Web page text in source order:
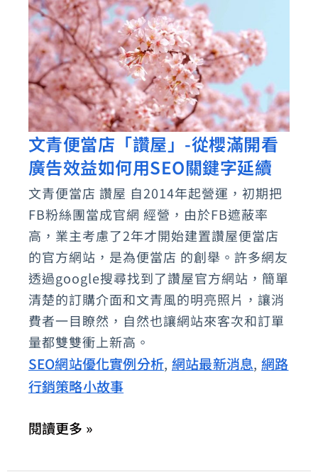
美
打
卡
推
薦
名
店
文青便當店「讚屋」-從櫻滿開看
廣告效益如何用SEO關鍵字延續
文青便當店 讚屋 自2014年起營運，初期把
FB粉絲團當成官網 經營，由於FB遮蔽率
高，業主考慮了2年才開始建置讚屋便當店
的官方網站，是為便當店 的創舉。許多網友
透過google搜尋找到了讚屋官方網站，簡單
清楚的訂購介面和文青風的明亮照片，讓消
費者一目瞭然，自然也讓網站來客次和訂單
量都雙雙衝上新高。
SEO網站優化實例分析, 網站最新消息, 網路
行銷策略小故事
文
青
便
當
店
「讚
屋」-
從
櫻
滿
開
看
告
閱讀更多 »